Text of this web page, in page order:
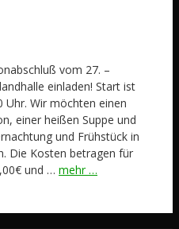
vom 27. –
einladen! Start ist
Uhr. Wir möchten einen
einer heißen Suppe und
und Frühstück in
Die Kosten betragen für
und … mehr …